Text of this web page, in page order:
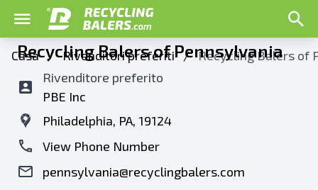
Casa / Rivenditori preferiti / Recycling Balers of
Recycling Balers of Pennsylvania
Rivenditore preferito
PBE Inc
Philadelphia, PA, 19124
View Phone Number
pennsylvania@recyclingbalers.com